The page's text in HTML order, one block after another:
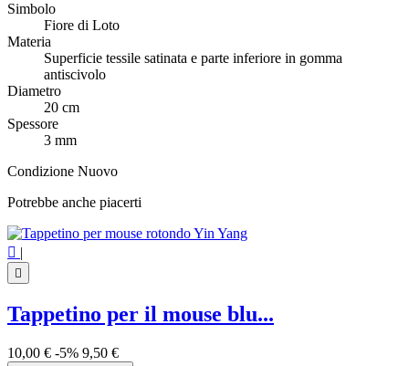
Simbolo
Fiore di Loto
Materia
Superficie tessile satinata e parte inferiore in gomma
antiscivolo
Diametro
20 cm
Spessore
3 mm
Condizione Nuovo
Potrebbe anche piacerti
 |

Tappetino per il mouse blu...
10,00 € -5% 9,50 €